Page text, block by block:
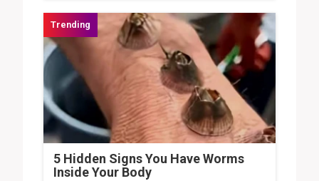
5 Hidden Signs You Have Worms
Inside Your Body